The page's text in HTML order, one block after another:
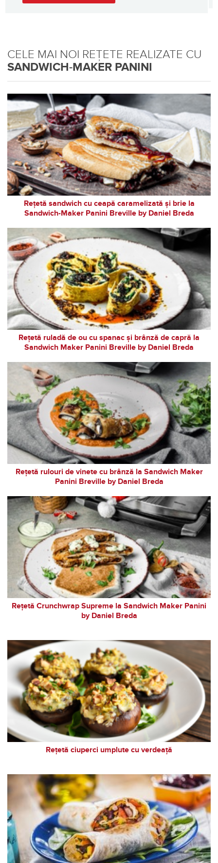
CELE MAI NOI REȚETE REALIZATE CU
SANDWICH-MAKER PANINI
Rețetă sandwich cu ceapă caramelizată și brie la
Sandwich-Maker Panini Breville by Daniel Breda
Rețetă ruladă de ou cu spanac și brânză de capră la
Sandwich Maker Panini Breville by Daniel Breda
Rețetă rulouri de vinete cu brânză la Sandwich Maker
Panini Breville by Daniel Breda
Rețetă Crunchwrap Supreme la Sandwich Maker Panini
by Daniel Breda
Rețetă ciuperci umplute cu verdeață